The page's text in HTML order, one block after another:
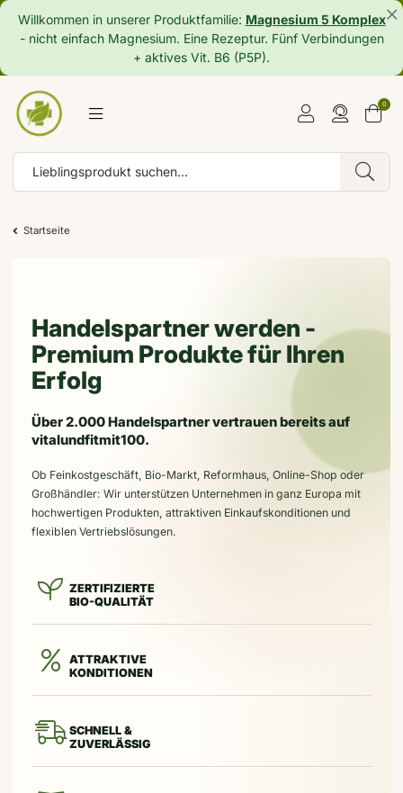
Willkommen in unserer Produktfamilie: Magnesium 5 Komplex
- nicht einfach Magnesium. Eine Rezeptur. Fünf Verbindungen
+ aktives Vit. B6 (P5P).
0
Startseite
Handelspartner werden -
Premium Produkte für Ihren
Erfolg
Über 2.000 Handelspartner vertrauen bereits auf
vitalundfitmit100.
Ob Feinkostgeschäft, Bio-Markt, Reformhaus, Online-Shop oder
Großhändler: Wir unterstützen Unternehmen in ganz Europa mit
hochwertigen Produkten, attraktiven Einkaufskonditionen und
flexiblen Vertriebslösungen.
ZERTIFIZIERTE
BIO-QUALITÄT
ATTRAKTIVE
KONDITIONEN
SCHNELL &
ZUVERLÄSSIG